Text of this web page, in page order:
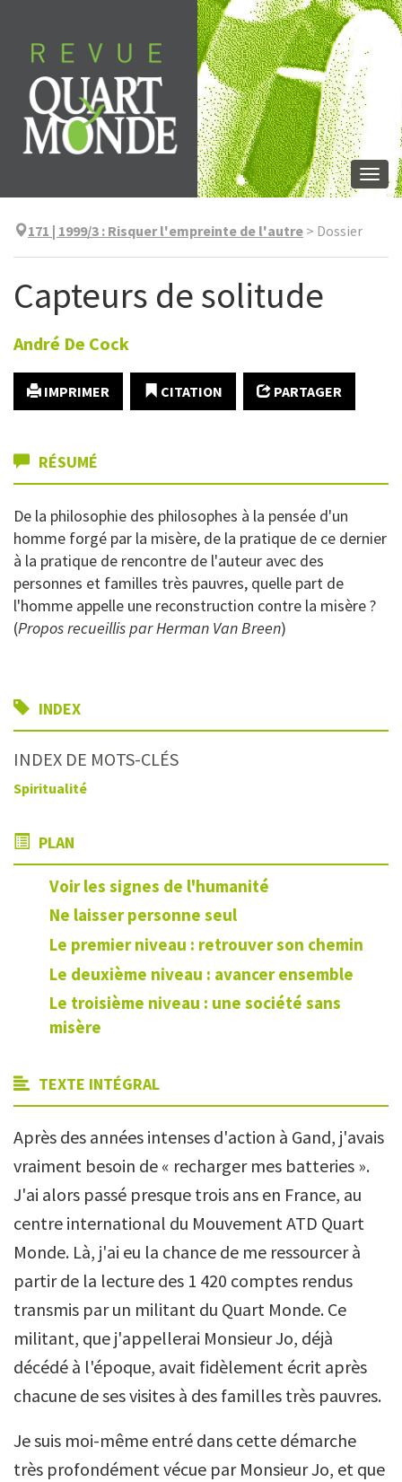
contenu
171 | 1999/3 : Risquer l'empreinte de l'autre > Dossier
Capteurs de solitude
André De Cock
IMPRIMER CITATION PARTAGER
RÉSUMÉ
De la philosophie des philosophes à la pensée d'un
homme forgé par la misère, de la pratique de ce dernier
à la pratique de rencontre de l'auteur avec des
personnes et familles très pauvres, quelle part de
l'homme appelle une reconstruction contre la misère ?
(Propos recueillis par Herman Van Breen)
INDEX
INDEX DE MOTS-CLÉS
Spiritualité
PLAN
Voir les signes de l'humanité
Ne laisser personne seul
Le premier niveau : retrouver son chemin
Le deuxième niveau : avancer ensemble
Le troisième niveau : une société sans
misère
TEXTE INTÉGRAL
Après des années intenses d'action à Gand, j'avais
vraiment besoin de « recharger mes batteries ».
J'ai alors passé presque trois ans en France, au
centre international du Mouvement ATD Quart
Monde. Là, j'ai eu la chance de me ressourcer à
partir de la lecture des 1 420 comptes rendus
transmis par un militant du Quart Monde. Ce
militant, que j'appellerai Monsieur Jo, déjà
décédé à l'époque, avait fidèlement écrit après
chacune de ses visites à des familles très pauvres.
Je suis moi-même entré dans cette démarche
très profondément vécue par Monsieur Jo, et que